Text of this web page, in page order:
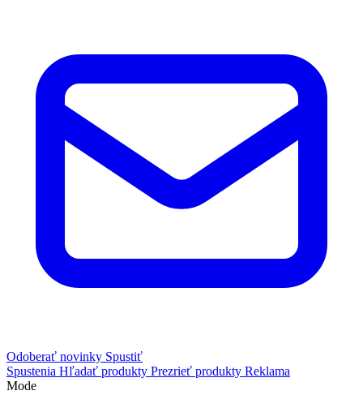
Odoberať novinky Spustiť
Spustenia Hľadať produkty Prezrieť produkty Reklama
Mode